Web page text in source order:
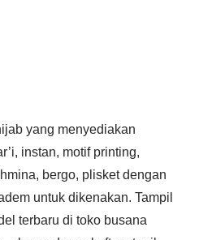
yang menyediakan
instan, motif printing,
bergo, plisket dengan
untuk dikenakan. Tampil
terbaru di toko busana
Online
dan